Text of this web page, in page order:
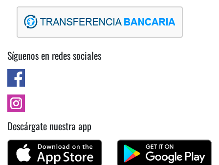
Síguenos en redes sociales
Descárgate nuestra app